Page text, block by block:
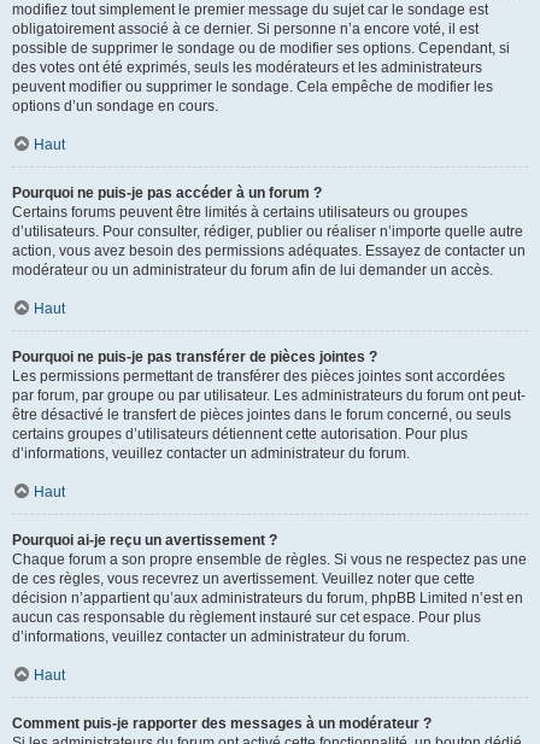
modifiez tout simplement le premier message du sujet car le sondage est
obligatoirement associé à ce dernier. Si personne n’a encore voté, il est
possible de supprimer le sondage ou de modifier ses options. Cependant, si
des votes ont été exprimés, seuls les modérateurs et les administrateurs
peuvent modifier ou supprimer le sondage. Cela empêche de modifier les
options d’un sondage en cours.
Haut
Pourquoi ne puis-je pas accéder à un forum ?
Certains forums peuvent être limités à certains utilisateurs ou groupes
d’utilisateurs. Pour consulter, rédiger, publier ou réaliser n’importe quelle autre
action, vous avez besoin des permissions adéquates. Essayez de contacter un
modérateur ou un administrateur du forum afin de lui demander un accès.
Haut
Pourquoi ne puis-je pas transférer de pièces jointes ?
Les permissions permettant de transférer des pièces jointes sont accordées
par forum, par groupe ou par utilisateur. Les administrateurs du forum ont peut-
être désactivé le transfert de pièces jointes dans le forum concerné, ou seuls
certains groupes d’utilisateurs détiennent cette autorisation. Pour plus
d’informations, veuillez contacter un administrateur du forum.
Haut
Pourquoi ai-je reçu un avertissement ?
Chaque forum a son propre ensemble de règles. Si vous ne respectez pas une
de ces règles, vous recevrez un avertissement. Veuillez noter que cette
décision n’appartient qu’aux administrateurs du forum, phpBB Limited n’est en
aucun cas responsable du règlement instauré sur cet espace. Pour plus
d’informations, veuillez contacter un administrateur du forum.
Haut
Comment puis-je rapporter des messages à un modérateur ?